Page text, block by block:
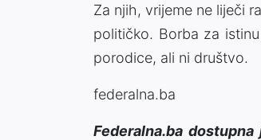
Za njih, vrijeme ne liječi
političko. Borba za
porodice, ali ni društvo.
federalna.ba
Federalna.ba